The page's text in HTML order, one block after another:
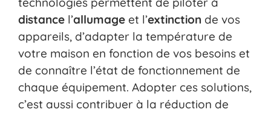
distance l’allumage et l’extinction de vos
appareils, d’adapter la température de
votre maison en fonction de vos besoins et
de connaître l’état de fonctionnement de
chaque équipement. Adopter ces solutions,
c’est aussi contribuer à la réduction de